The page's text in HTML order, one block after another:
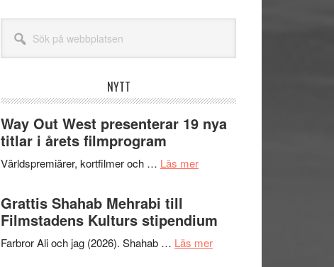
webbplatsen
NYTT
Way Out West presenterar 19 nya
titlar i årets filmprogram
Världspremiärer, kortfilmer och … Läs merom
presenterar
19
Grattis Shahab Mehrabi till
Filmstadens Kulturs stipendium
Farbror Ali och jag (2026). Shahab … Läs merom